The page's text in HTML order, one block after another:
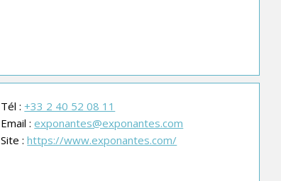
Tél :+33 2 40 52 08 11
Email :exponantes@exponantes.com
Site :https://www.exponantes.com/